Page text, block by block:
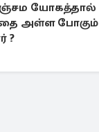
யோகத்தால்
அள்ள போகும்
?